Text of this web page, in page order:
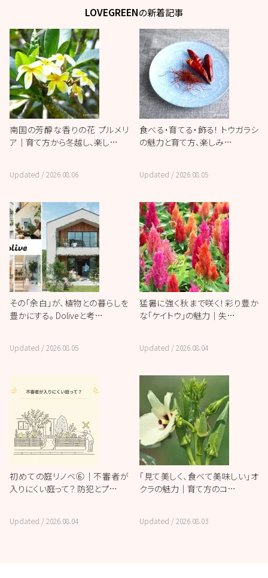
LOVEGREENの新着記事
南国の芳醇な香りの花 プルメリ
ア｜育て方から冬越し、楽し…
Updated /2026.08.06
食べる・育てる・飾る！ トウガラシ
の魅力と育て方、楽しみ…
Updated /2026.08.05
その「余白」が、植物との暮らしを
豊かにする。 Doliveと考…
Updated /2026.08.05
猛暑に強く秋まで咲く！彩り豊か
な「ケイトウ」の魅力｜失…
Updated /2026.08.04
初めての庭リノベ⑥｜不審者が
入りにくい庭って？ 防犯とプ…
Updated /2026.08.04
「見て美しく、食べて美味しい」オ
クラの魅力｜育て方のコ…
Updated /2026.08.03